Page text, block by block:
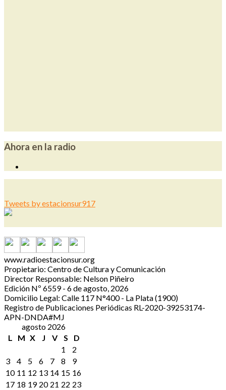
Ahora en la radio
Tweets by estacionsur917
www.radioestacionsur.org
Propietario: Centro de Cultura y Comunicación
Director Responsable: Nelson Piñeiro
Edición Nº 6559 - 6 de agosto, 2026
Domicilio Legal: Calle 117 N°400 - La Plata (1900)
Registro de Publicaciones Periódicas RL-2020-39253174-
APN-DNDA#MJ
agosto 2026
L
M X J V S D
1
2
3
4 5 6 7 8
9
10 11 12 13 14 15 16
17 18 19 20 21 22 23